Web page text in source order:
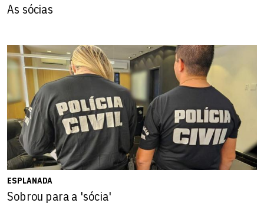
As sócias
ESPLANADA
Sobrou para a 'sócia'